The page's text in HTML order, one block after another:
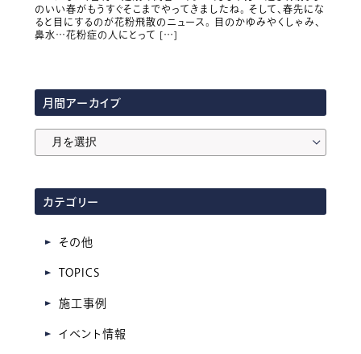
のいい春がもうすぐそこまでやってきましたね。 そして、春先にな
ると目にするのが花粉飛散のニュース。 目のかゆみやくしゃみ、
鼻水…花粉症の人にとって […]
月間アーカイブ
ア
ー
カ
イ
カテゴリー
その他
TOPICS
施工事例
イベント情報